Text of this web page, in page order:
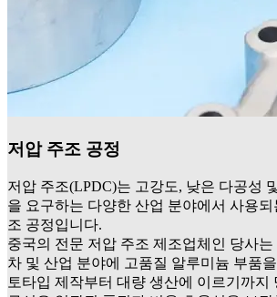
저압 주조 공정
저압 주조(LPDC)는 고강도, 낮은 다공성
을 요구하는 다양한 산업 분야에서 사용
조 공정입니다.
중국의 전문 저압 주조 제조업체인 당사
차 및 산업 분야에 고품질 알루미늄 부품
토타입 제작부터 대량 생산에 이르기까지